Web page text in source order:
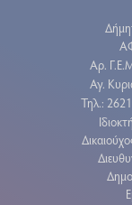
Aρ.
Αγ.
Τηλ.: